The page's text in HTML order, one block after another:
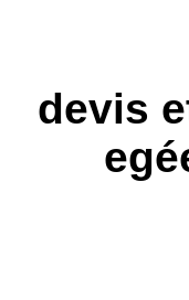
devis